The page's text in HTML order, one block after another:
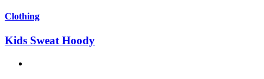
Clothing
Kids Sweat Hoody